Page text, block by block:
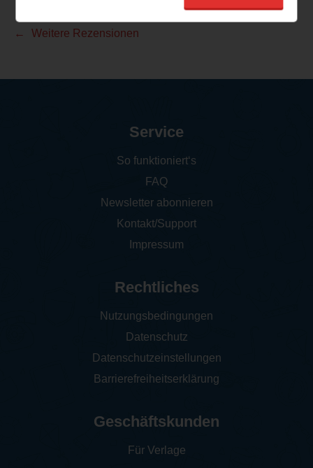
Weitere Rezensionen
Service
So funktioniert‘s
FAQ
Newsletter abonnieren
Kontakt/Support
Impressum
Rechtliches
Nutzungsbedingungen
Datenschutz
Datenschutzeinstellungen
Barrierefreiheitserklärung
Geschäftskunden
Für Verlage